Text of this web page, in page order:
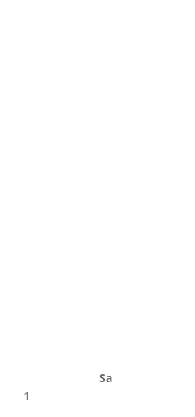
Sa
1